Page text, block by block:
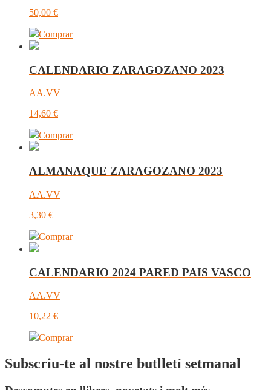
50,00 €
Comprar
CALENDARIO ZARAGOZANO 2023
AA.VV
14,60 €
Comprar
ALMANAQUE ZARAGOZANO 2023
AA.VV
3,30 €
Comprar
CALENDARIO 2024 PARED PAIS VASCO
AA.VV
10,22 €
Comprar
Subscriu-te al nostre butlletí setmanal